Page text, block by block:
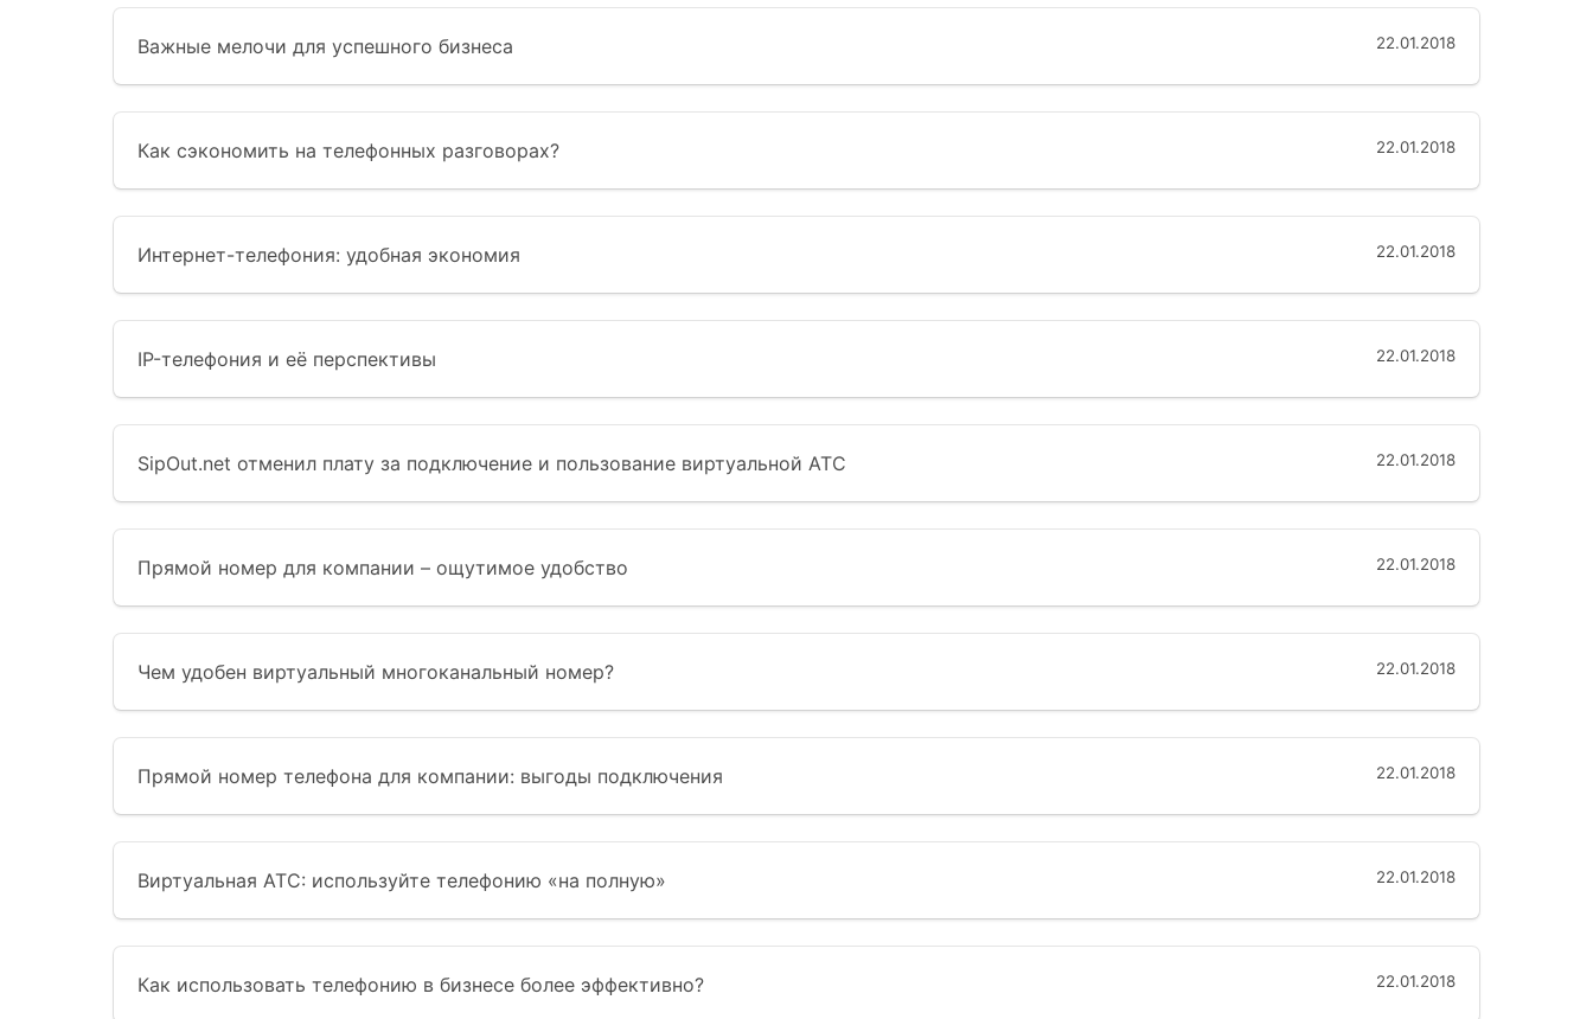
22.01.2018
Важные мелочи для успешного бизнеса
22.01.2018
Как сэкономить на телефонных разговорах?
22.01.2018
Интернет-телефония: удобная экономия
22.01.2018
IP-телефония и её перспективы
22.01.2018
SipOut.net отменил плату за подключение и пользование виртуальной АТС
22.01.2018
Прямой номер для компании – ощутимое удобство
22.01.2018
Чем удобен виртуальный многоканальный номер?
22.01.2018
Прямой номер телефона для компании: выгоды подключения
22.01.2018
Виртуальная АТС: используйте телефонию «на полную»
22.01.2018
Как использовать телефонию в бизнесе более эффективно?